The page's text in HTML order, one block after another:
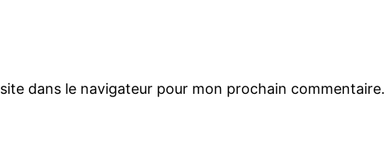
dans le navigateur pour mon prochain commentaire.